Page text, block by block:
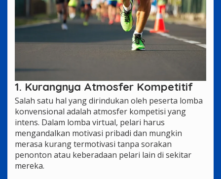
1. Kurangnya Atmosfer Kompetitif
Salah satu hal yang dirindukan oleh peserta lomba
konvensional adalah atmosfer kompetisi yang
intens. Dalam lomba virtual, pelari harus
mengandalkan motivasi pribadi dan mungkin
merasa kurang termotivasi tanpa sorakan
penonton atau keberadaan pelari lain di sekitar
mereka.